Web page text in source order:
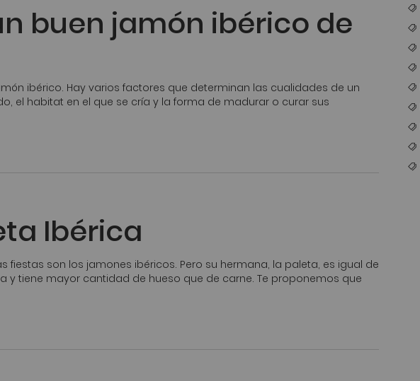
buen jamón ibérico de
ibérico. Hay varios factores que determinan las cualidades de un
el habitat en el que se cría y la forma de madurar o curar sus
Ibérica
fiestas son los jamones ibéricos. Pero su hermana, la paleta, es igual de
y tiene mayor cantidad de hueso que de carne. Te proponemos que